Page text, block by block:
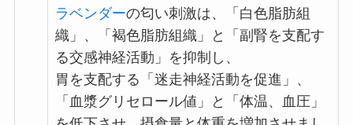
ラベンダーの匂い刺激は、「白色脂肪組
織」、「褐色脂肪組織」と「副腎を支配す
る交感神経活動」を抑制し、
胃を支配する「迷走神経活動を促進」、
「血漿グリセロール値」と「体温、血圧」